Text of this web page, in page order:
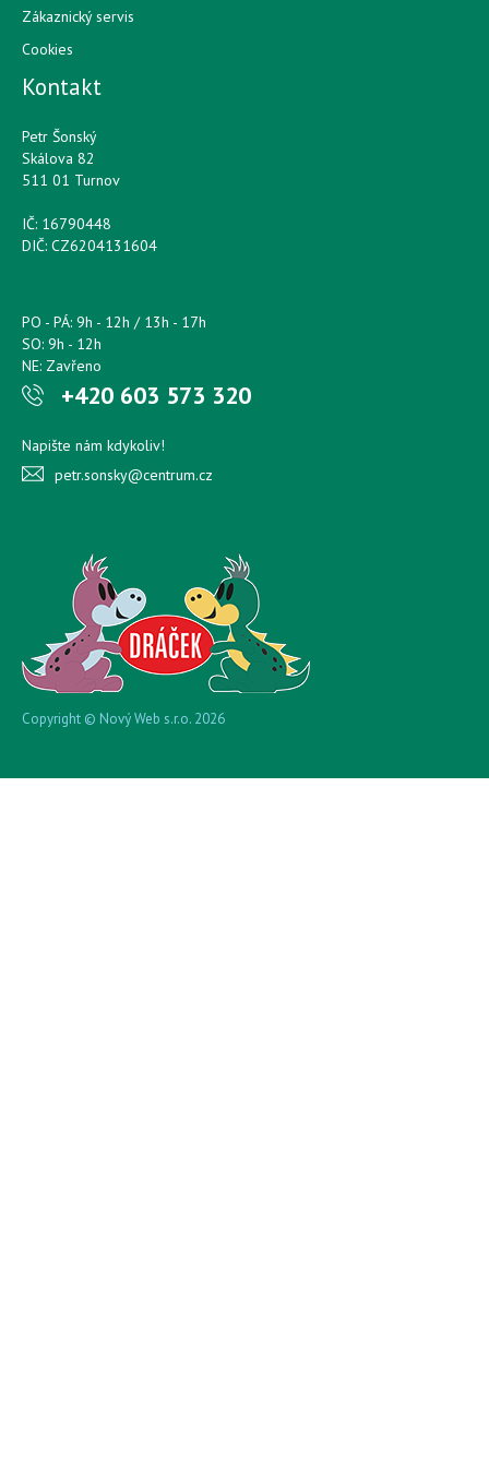
Zákaznický servis
Cookies
Kontakt
Petr Šonský
Skálova 82
511 01 Turnov
IČ: 16790448
DIČ: CZ6204131604
PO - PÁ: 9h - 12h / 13h - 17h
SO: 9h - 12h
NE: Zavřeno
+420 603 573 320
Napište nám kdykoliv!
petr.sonsky@centrum.cz
Copyright © Nový Web s.r.o. 2026